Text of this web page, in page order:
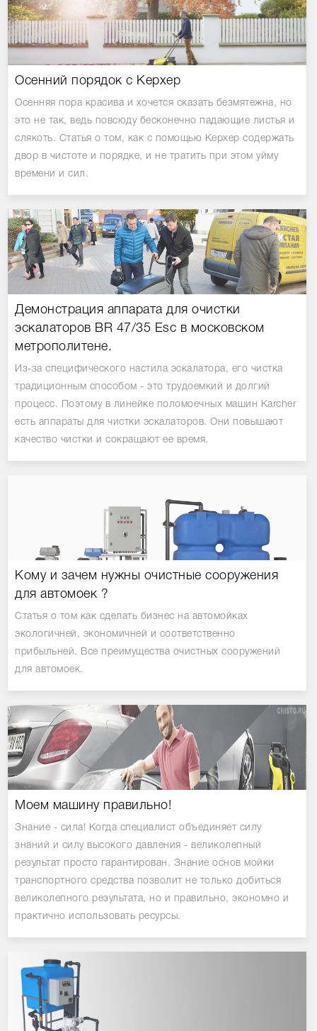
Осенний порядок с Керхер
Осенняя пора красива и хочется сказать безмятежна, но
это не так, ведь повсюду бесконечно падающие листья и
слякоть. Статья о том, как с помощью Керхер содержать
двор в чистоте и порядке, и не тратить при этом уйму
времени и сил.
Демонстрация аппарата для очистки
эскалаторов BR 47/35 Esc в московском
метрополитене.
Из-за специфического настила эскалатора, его чистка
традиционным способом - это трудоемкий и долгий
процесс. Поэтому в линейке поломоечных машин Karcher
есть аппараты для чистки эскалаторов. Они повышают
качество чистки и сокращают ее время.
Кому и зачем нужны очистные сооружения
для автомоек ?
Статья о том как сделать бизнес на автомойках
экологичней, экономичней и соответственно
прибыльней. Все преимущества очистных сооружений
для автомоек.
Моем машину правильно!
Знание - сила! Когда специалист объединяет силу
знаний и силу высокого давления - великолепный
результат просто гарантирован. Знание основ мойки
транспортного средства позволит не только добиться
великолепного результата, но и правильно, экономно и
практично использовать ресурсы.